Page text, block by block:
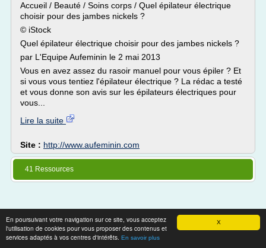
X
En poursuivant votre navigation sur ce site, vous acceptez
l'utilisation de cookies pour vous proposer des contenus et
services adaptés à vos centres d'intérêts. En savoir plus
Accueil / Beauté / Soins corps / Quel épilateur électrique
choisir pour des jambes nickels ?
© iStock
Quel épilateur électrique choisir pour des jambes nickels ?
par L'Equipe Aufeminin le 2 mai 2013
Vous en avez assez du rasoir manuel pour vous épiler ? Et
si vous vous tentiez l'épilateur électrique ? La rédac a testé
et vous donne son avis sur les épilateurs électriques pour
vous...
Lire la suite
Site : http://www.aufeminin.com
41 Ressources
Thèmes associés
methode epilation naturelle